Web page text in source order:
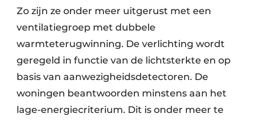
Zo zijn ze onder meer uitgerust met een
ventilatiegroep met dubbele
warmteterugwinning. De verlichting wordt
geregeld in functie van de lichtsterkte en op
basis van aanwezigheidsdetectoren. De
woningen beantwoorden minstens aan het
lage-energiecriterium. Dit is onder meer te